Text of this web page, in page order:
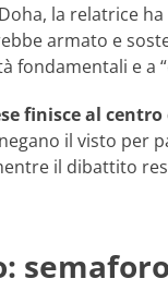
la relatrice
armato e
fondamentali e a
finisce al
il visto per
il dibattito